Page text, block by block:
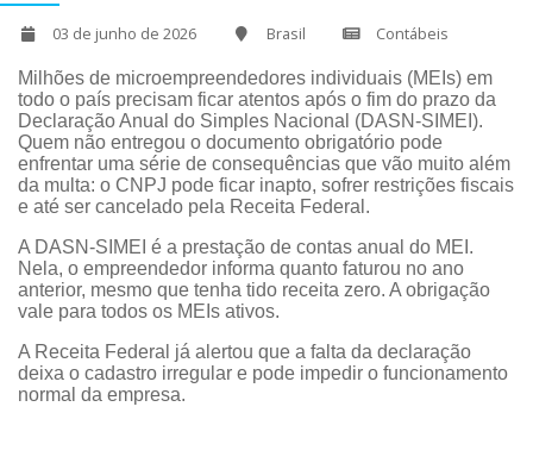
03 de junho de 2026 Brasil Contábeis
Milhões de microempreendedores individuais (MEIs) em
todo o país precisam ficar atentos após o fim do prazo da
Declaração Anual do Simples Nacional (DASN-SIMEI).
Quem não entregou o documento obrigatório pode
enfrentar uma série de consequências que vão muito além
da multa: o CNPJ pode ficar inapto, sofrer restrições fiscais
e até ser cancelado pela Receita Federal.
A DASN-SIMEI é a prestação de contas anual do MEI.
Nela, o empreendedor informa quanto faturou no ano
anterior, mesmo que tenha tido receita zero. A obrigação
vale para todos os MEIs ativos.
A Receita Federal já alertou que a falta da declaração
deixa o cadastro irregular e pode impedir o funcionamento
normal da empresa.